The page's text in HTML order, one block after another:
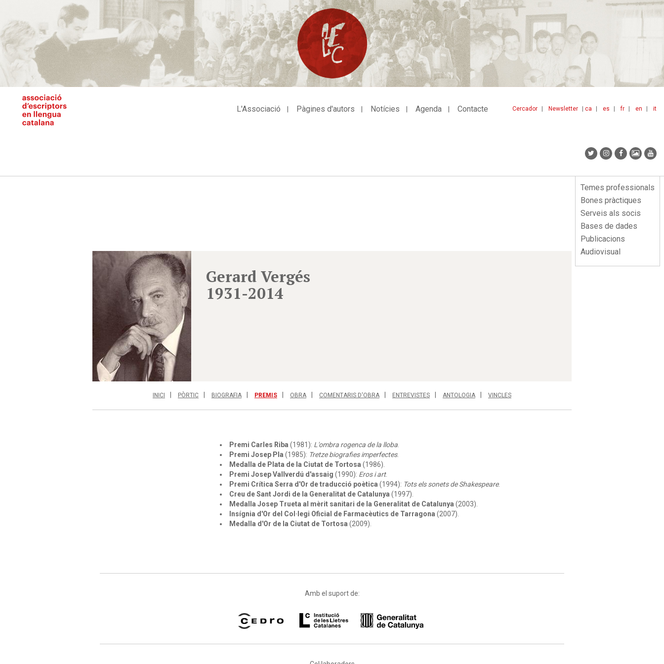
contingut
ca es fr en it
Cercador Newsletter
L'Associació Pàgines d'autors Notícies Agenda Contacte
Menu
lateral
Temes professionals
Bones pràctiques
Serveis als socis
Bases de dades
Publicacions
Audiovisual
Gerard Vergés
1931-2014
INICI PÒRTIC BIOGRAFIA PREMIS OBRA COMENTARIS D'OBRA ENTREVISTES ANTOLOGIA VINCLES
Premi Carles Riba (1981): L'ombra rogenca de la lloba.
Premi Josep Pla (1985): Tretze biografies imperfectes.
Medalla de Plata de la Ciutat de Tortosa (1986).
Premi Josep Vallverdú d'assaig (1990): Eros i art.
Premi Crítica Serra d'Or de traducció poètica (1994): Tots els sonets de Shakespeare.
Creu de Sant Jordi de la Generalitat de Catalunya (1997).
Medalla Josep Trueta al mèrit sanitari de la Generalitat de Catalunya (2003).
Insígnia d'Or del Col·legi Oficial de Farmacèutics de Tarragona (2007).
Medalla d'Or de la Ciutat de Tortosa (2009).
Amb el suport de: